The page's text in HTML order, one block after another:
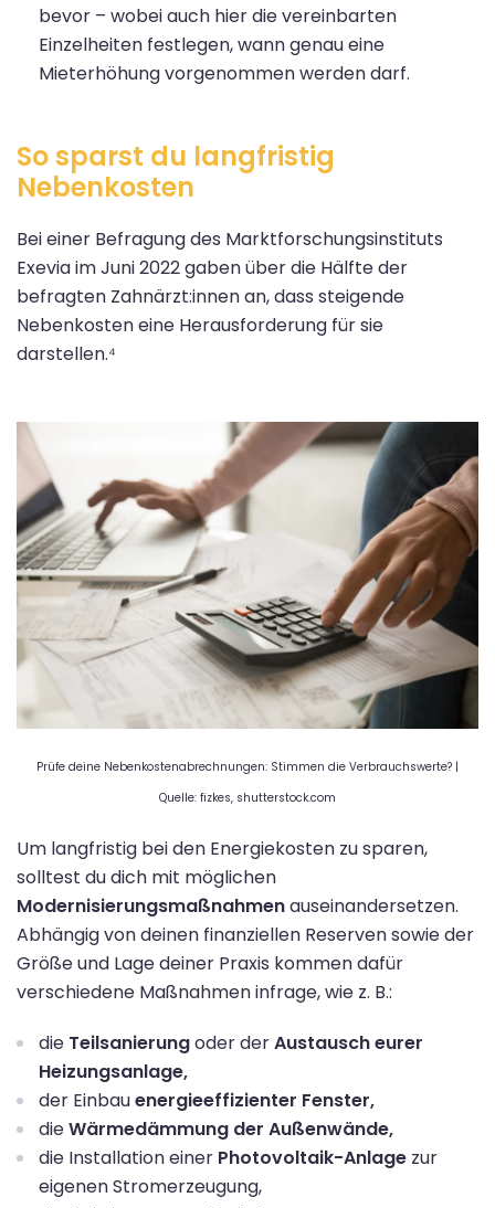
bevor – wobei auch hier die vereinbarten
Einzelheiten festlegen, wann genau eine
Mieterhöhung vorgenommen werden darf.
So sparst du langfristig
Nebenkosten
Bei einer Befragung des Marktforschungsinstituts
Exevia im Juni 2022 gaben über die Hälfte der
befragten Zahnärzt:innen an, dass steigende
Nebenkosten eine Herausforderung für sie
darstellen.⁴
Prüfe deine Nebenkostenabrechnungen: Stimmen die Verbrauchswerte? |
Quelle: fizkes, shutterstock.com
Um langfristig bei den Energiekosten zu sparen,
solltest du dich mit möglichen
Modernisierungsmaßnahmenauseinandersetzen.
Abhängig von deinen finanziellen Reserven sowie der
Größe und Lage deiner Praxis kommen dafür
verschiedene Maßnahmen infrage, wie z. B.:
die Teilsanierungoder derAustausch eurer
Heizungsanlage,
der Einbauenergieeffizienter Fenster,
dieWärmedämmung der Außenwände,
die Installation einer Photovoltaik-Anlage zur
eigenen Stromerzeugung,